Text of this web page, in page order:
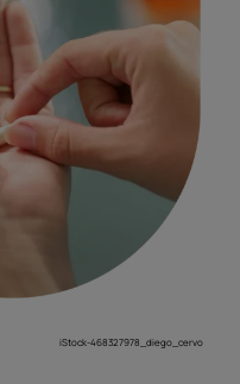
iStock-468327978_diego_cervo